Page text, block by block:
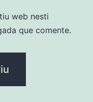
web nesti
que comente.